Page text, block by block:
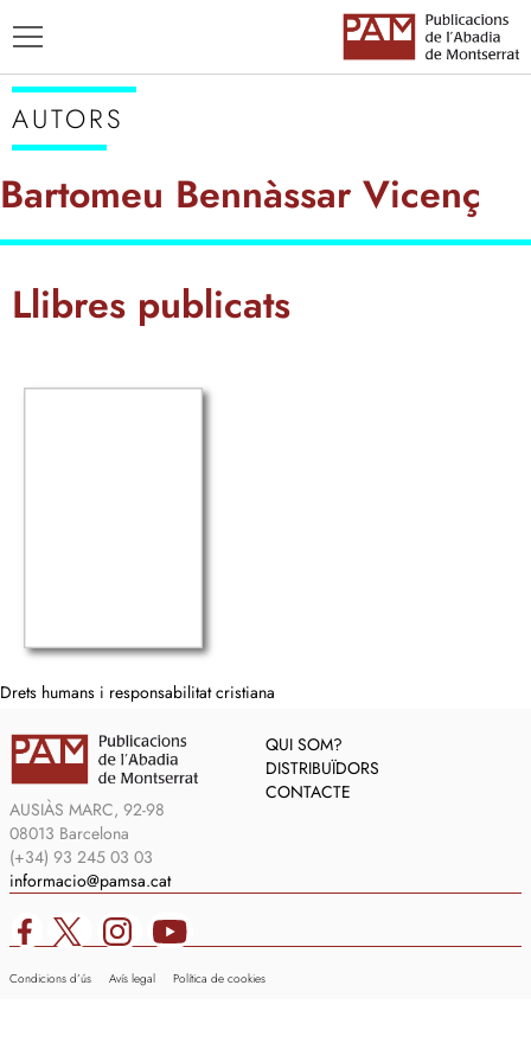
AUTORS
ENSENYAMENT CATALÀ
AUTORS
Bartomeu Bennàssar Vicenç
Llibres publicats
Drets humans i responsabilitat cristiana
AUSIÀS MARC, 92-98
08013 Barcelona
(+34) 93 245 03 03
informacio@pamsa.cat
QUI SOM?
DISTRIBUÏDORS
CONTACTE
Condicions d’ús Avís legal Política de cookies